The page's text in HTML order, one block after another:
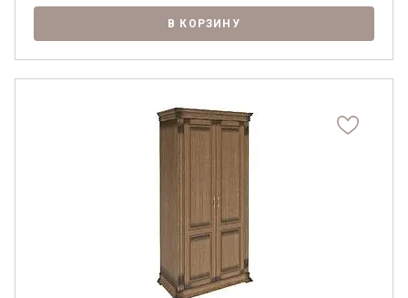
В КОРЗИНУ